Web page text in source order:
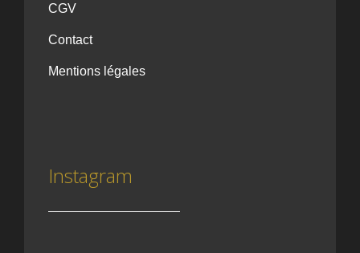
CGV
Contact
Mentions légales
Instagram